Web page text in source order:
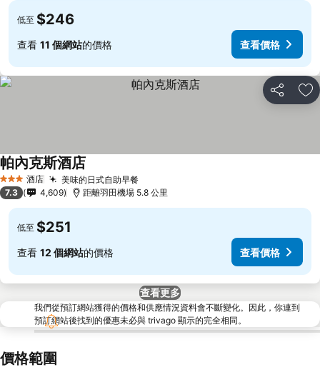
低至 $246
查看 11 個網站的價格 查看價格
分享 放
3 星級 酒店 美味的日式自助早餐
帕內克斯酒店
7.3 4,609 距離羽田機場 5.8 公里
低至 $251
查看 12 個網站的價格 查看價格
查看更多
我們從預訂網站獲得的價格和供應情況資料會不斷變化。因此，你連到
預訂網站後找到的優惠未必與 trivago 顯示的完全相同。
價格範圍